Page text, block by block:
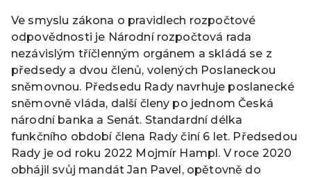
Ve smyslu zákona o pravidlech rozpočtové
odpovědnosti je Národní rozpočtová rada
nezávislým tříčlenným orgánem a skládá se z
předsedy a dvou členů, volených Poslaneckou
sněmovnou. Předsedu Rady navrhuje poslanecké
sněmovně vláda, další členy po jednom Česká
národní banka a Senát. Standardní délka
funkčního období člena Rady činí 6 let. Předsedou
Rady je od roku 2022 Mojmír Hampl. V roce 2020
obhájil svůj mandát Jan Pavel, opětovně do